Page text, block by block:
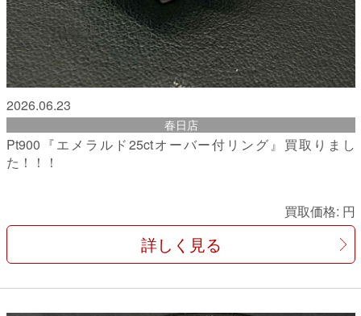
2026.06.23
春日店
Pt900『エメラルド25ctオーバー付リング』買取りまし
た！！！
買取価格: 円
詳しく見る